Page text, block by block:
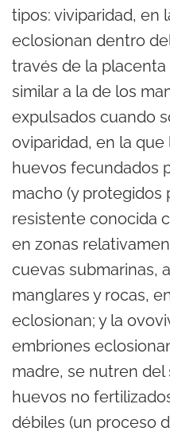
tipos: viviparidad, en
eclosionan dentro
través de la
similar a la de los
expulsados cuando
oviparidad, en la
huevos fecundados
macho (y protegidos
resistente conocida
en zonas
cuevas submarinas,
manglares y rocas,
eclosionan; y la
embriones
madre, se nutren
huevos no
débiles (un proceso